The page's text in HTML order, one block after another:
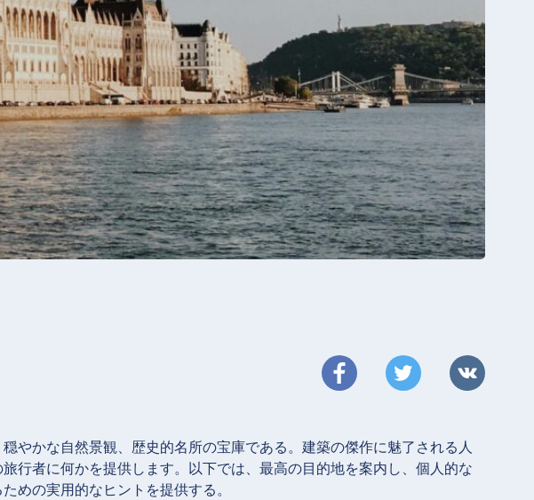
やかな自然景観、歴史的名所の宝庫である。建築の傑作に魅了される人
行者に何かを提供します。以下では、最高の目的地を案内し、個人的な
めの実用的なヒントを提供する。